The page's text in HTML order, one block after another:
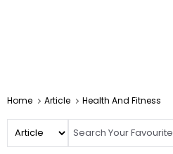
Home Article Health And Fitness